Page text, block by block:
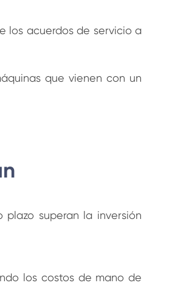
los acuerdos de servicio a
que vienen con un
superan la inversión
los costos de mano de